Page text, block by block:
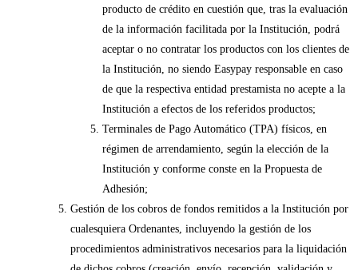
producto de crédito en cuestión que, tras la evaluación
de la información facilitada por la Institución, podrá
aceptar o no contratar los productos con los clientes de
la Institución, no siendo Easypay responsable en caso
de que la respectiva entidad prestamista no acepte a la
Institución a efectos de los referidos productos;
Terminales de Pago Automático (TPA) físicos, en
régimen de arrendamiento, según la elección de la
Institución y conforme conste en la Propuesta de
Adhesión;
Gestión de los cobros de fondos remitidos a la Institución por
cualesquiera Ordenantes, incluyendo la gestión de los
procedimientos administrativos necesarios para la liquidación